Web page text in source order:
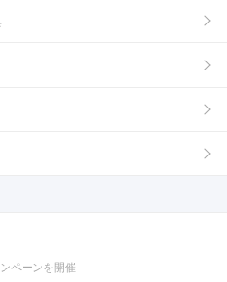
ペーンを開催